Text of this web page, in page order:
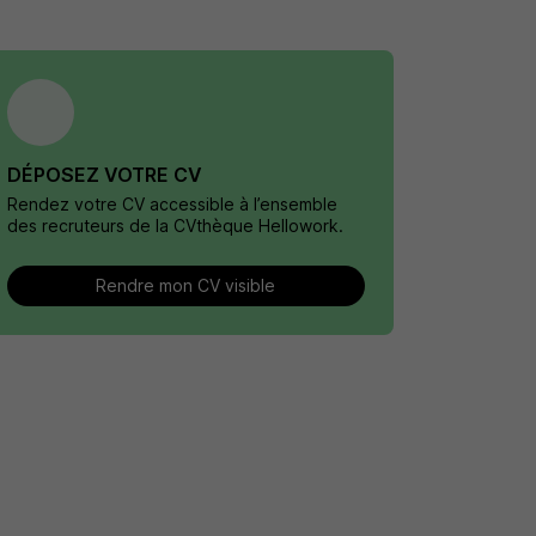
DÉPOSEZ VOTRE CV
Rendez votre CV accessible à l’ensemble
des recruteurs de la CVthèque Hellowork.
Rendre mon CV visible